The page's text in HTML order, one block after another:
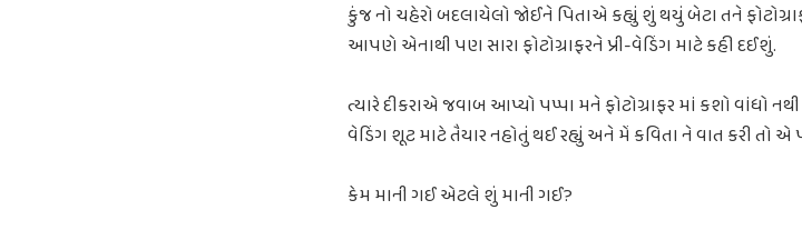
કુંજ નો ચહેરો બદલાયેલો જોઈને પિતાએ કહ્યું શું થયું બેટા તને
આપણે એનાથી પણ સારા ફોટોગ્રાફરને પ્રી-વેડિંગ માટે કહી દઈશું.
ત્યારે દીકરાએ જવાબ આપ્યો પપ્પા મને ફોટોગ્રાફર માં કશો વાંધો
વેડિંગ શૂટ માટે તૈયાર નહોતું થઈ રહ્યું અને મેં કવિતા ને વાત કરી તો
કેમ માની ગઈ એટલે શું માની ગઈ?